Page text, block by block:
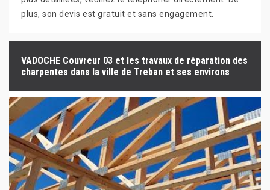
plus, son devis est gratuit et sans engagement.
VADOCHE Couvreur 03 et les travaux de réparation des
charpentes dans la ville de Treban et ses environs